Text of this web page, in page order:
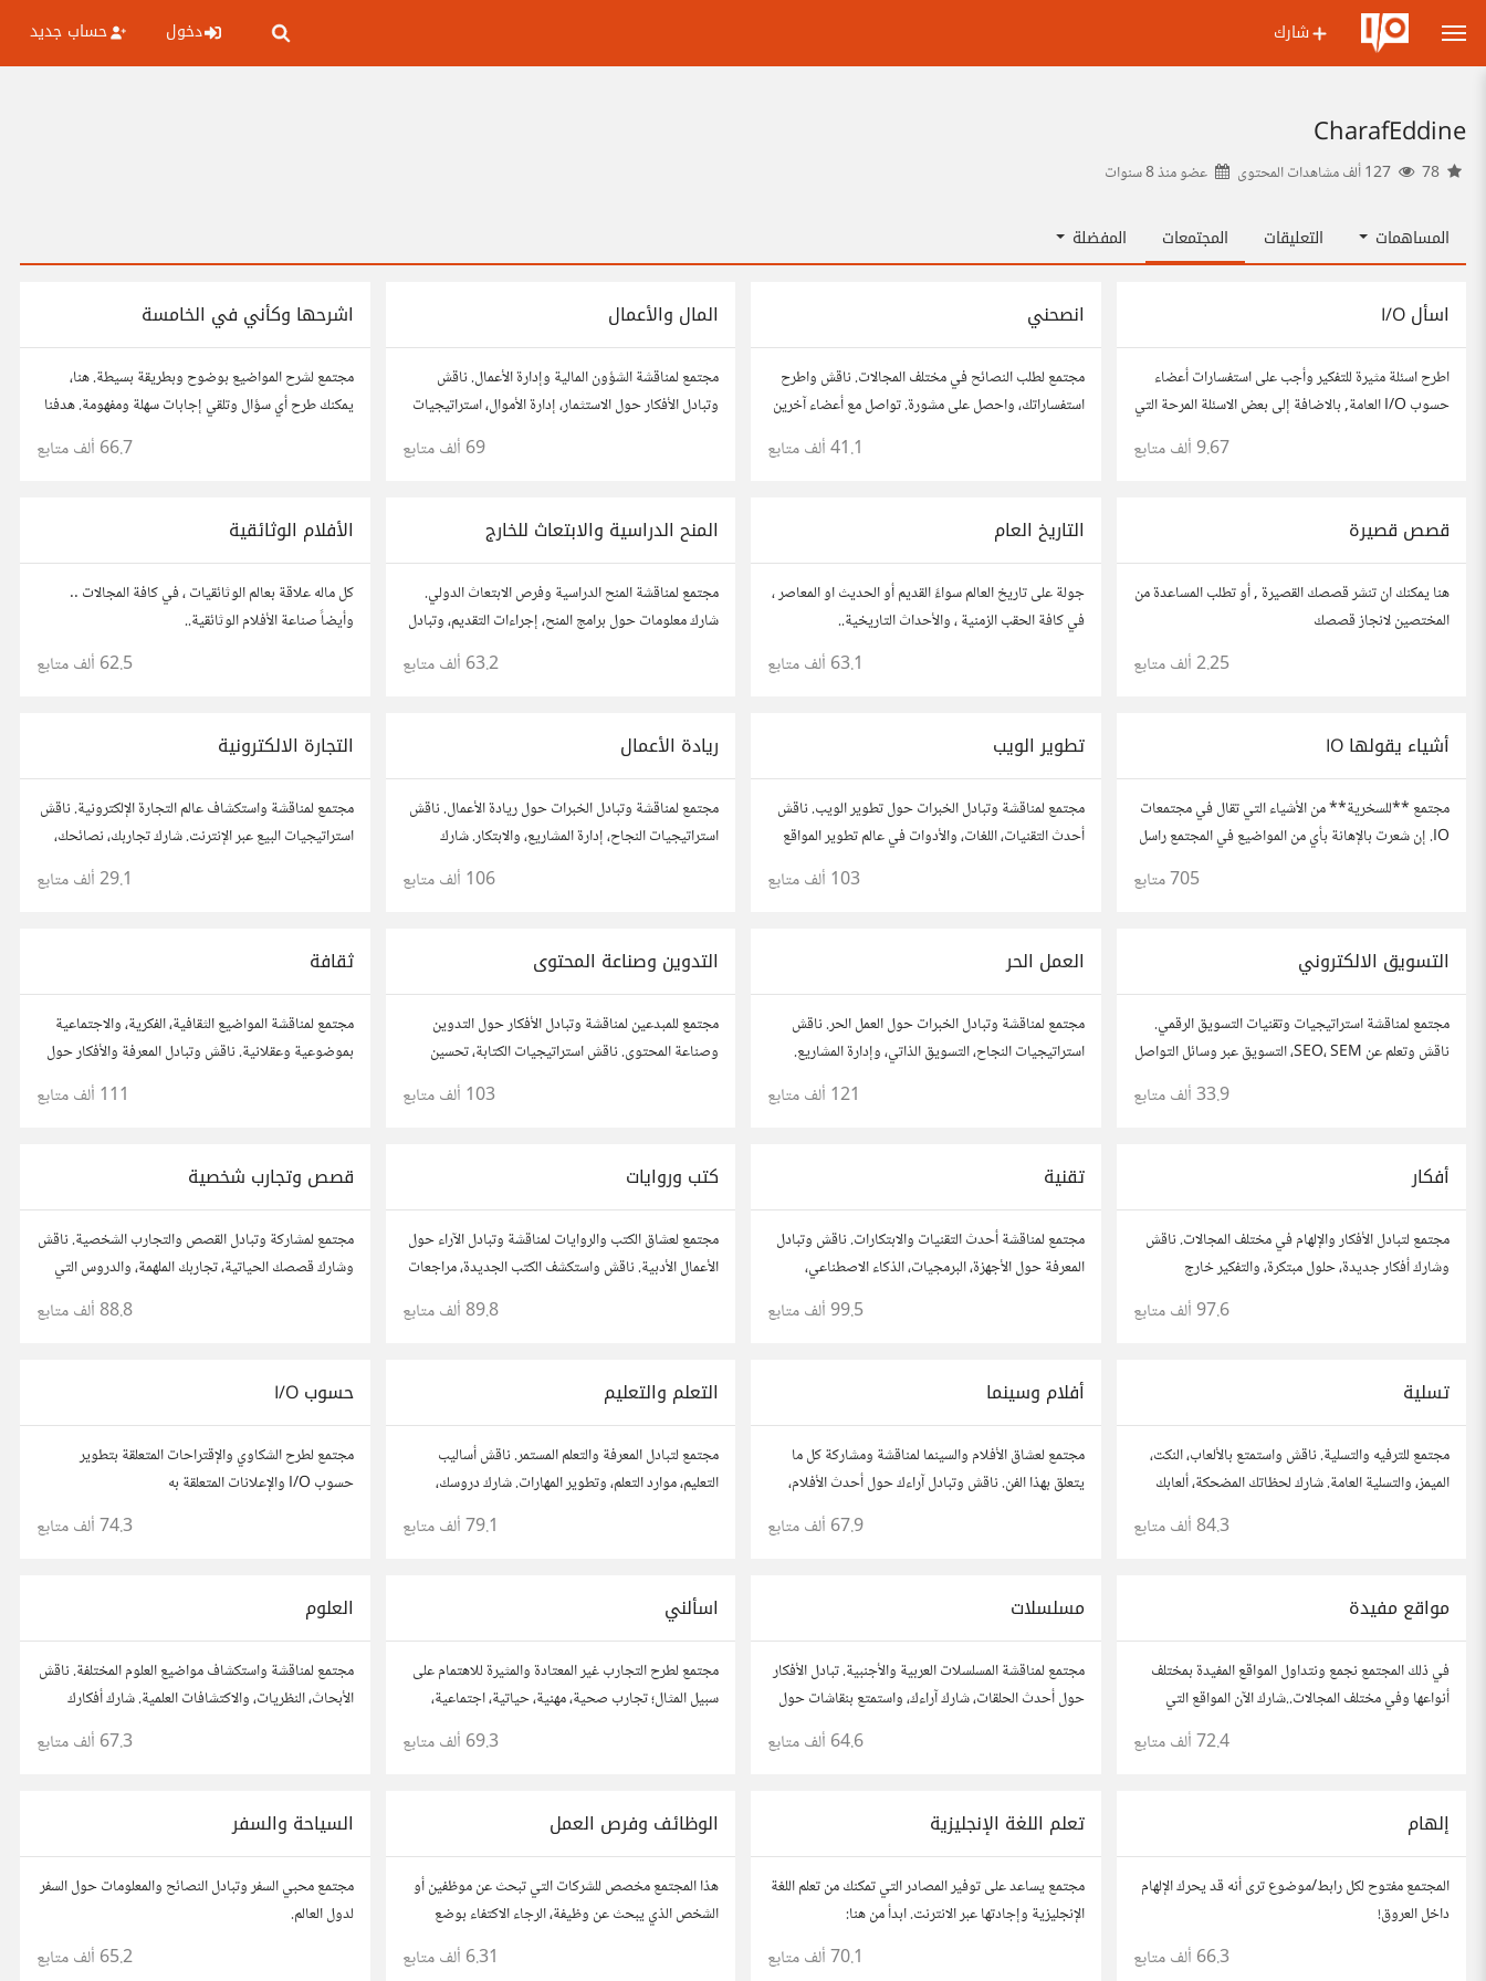
شارك دخول حساب جديد
CharafEddine
عضو منذ8 سنوات
المساهمات التعليقات المجتمعات المفضلة
اسأل I/O
اطرح اسئلة مثيرة للتفكير وأجب على استفسارات أعضاء
حسوب I/O العامة, بالاضافة إلى بعض الاسئلة المرحة التي
تستمتع بها وتساعدك على التعرف على افكار المتابعين.
9.67 ألف متابع
انصحني
مجتمع لطلب النصائح في مختلف المجالات. ناقش واطرح
استفساراتك، واحصل على مشورة. تواصل مع أعضاء آخرين
للحصول على أفكار وحلول تساعدك في اتخاذ قراراتك.
41.1 ألف متابع
المال والأعمال
مجتمع لمناقشة الشؤون المالية وإدارة الأعمال. ناقش
وتبادل الأفكار حول الاستثمار، إدارة الأموال، استراتيجيات
النمو، وتحليل الأسواق. شارك نصائحك، تجاربك، وأسئلتك،
69 ألف متابع
اشرحها وكأني في الخامسة
مجتمع لشرح المواضيع بوضوح وبطريقة بسيطة. هنا،
يمكنك طرح أي سؤال وتلقي إجابات سهلة ومفهومة. هدفنا
هو تبسيط المعلومات لتكون سهلة على الجميع، تمامًا كما لو
66.7 ألف متابع
قصص قصيرة
هنا يمكنك ان تنشر قصصك القصيرة , أو تطلب المساعدة من
المختصين لانجاز قصصك
2.25 ألف متابع
التاريخ العام
جولة على تاريخ العالم سواءً القديم أو الحديث او المعاصر ،
في كافة الحقب الزمنية ، والأحداث التاريخية..
63.1 ألف متابع
المنح الدراسية والابتعاث للخارج
مجتمع لمناقشة المنح الدراسية وفرص الابتعاث الدولي.
شارك معلومات حول برامج المنح، إجراءات التقديم، وتبادل
نصائح حول الدراسة في الخارج. استفد من تجارب الآخرين
63.2 ألف متابع
الأفلام الوثائقية
كل ماله علاقة بعالم الوثائقيات ، في كافة المجالات ..
وأيضاً صناعة الأفلام الوثائقية..
62.5 ألف متابع
أشياء يقولها IO
مجتمع **للسخرية** من الأشياء التي تقال في مجتمعات
IO. إن شعرت بالإهانة بأي من المواضيع في المجتمع راسل
أحد المشرفين ليرسل لك رضاعة مليئة بالحليب مجانا.
705متابع
تطوير الويب
مجتمع لمناقشة وتبادل الخبرات حول تطوير الويب. ناقش
أحدث التقنيات، اللغات، والأدوات في عالم تطوير المواقع
والتطبيقات. شارك مشاريعك، اسأل عن نصائح، وتعاون مع
103 ألف متابع
ريادة الأعمال
مجتمع لمناقشة وتبادل الخبرات حول ريادة الأعمال. ناقش
استراتيجيات النجاح، إدارة المشاريع، والابتكار. شارك
أفكارك، قصص نجاحك، وأسئلتك، وتواصل مع رواد أعمال
106 ألف متابع
التجارة الالكترونية
مجتمع لمناقشة واستكشاف عالم التجارة الإلكترونية. ناقش
استراتيجيات البيع عبر الإنترنت. شارك تجاربك، نصائحك،
وأسئلتك، وتواصل مع محترفين في هذا المجال.
29.1 ألف متابع
التسويق الالكتروني
مجتمع لمناقشة استراتيجيات وتقنيات التسويق الرقمي.
ناقش وتعلم عن SEO، SEM، التسويق عبر وسائل التواصل
الاجتماعي، وتحليل البيانات. شارك تجاربك، نصائحك،
وأسئلتك، وتواصل مع متخصصين في هذا المجال.
33.9 ألف متابع
العمل الحر
مجتمع لمناقشة وتبادل الخبرات حول العمل الحر. ناقش
استراتيجيات النجاح، التسويق الذاتي، وإدارة المشاريع.
شارك قصصك، نصائحك، وأسئلتك، وتواصل مع محترفين
121 ألف متابع
التدوين وصناعة المحتوى
مجتمع للمبدعين لمناقشة وتبادل الأفكار حول التدوين
وصناعة المحتوى. ناقش استراتيجيات الكتابة، تحسين
محركات البحث، وإنتاج المحتوى المرئي والمسموع. شارك
أفكارك وأسئلتك، وتواصل مع كتّاب ومبدعين آخرين.
103 ألف متابع
ثقافة
مجتمع لمناقشة المواضيع الثقافية، الفكرية، والاجتماعية
بموضوعية وعقلانية. ناقش وتبادل المعرفة والأفكار حول
111 ألف متابع
أفكار
مجتمع لتبادل الأفكار والإلهام في مختلف المجالات. ناقش
وشارك أفكار جديدة، حلول مبتكرة، والتفكير خارج
الصندوق. شارك بمقترحاتك وأسئلتك، وتواصل مع مفكرين
97.6 ألف متابع
تقنية
مجتمع لمناقشة أحدث التقنيات والابتكارات. ناقش وتبادل
المعرفة حول الأجهزة، البرمجيات، الذكاء الاصطناعي،
والأمن السيبراني. شارك أفكارك، نصائحك، وأسئلتك،
99.5 ألف متابع
كتب وروايات
مجتمع لعشاق الكتب والروايات لمناقشة وتبادل الآراء حول
الأعمال الأدبية. ناقش واستكشف الكتب الجديدة، مراجعات
الروايات، ومشاركة توصيات القراءة. شارك أفكارك،
نصائحك، وأسئلتك، وتواصل مع قراء آخرين.89.8 ألف متابع
قصص وتجارب شخصية
مجتمع لمشاركة وتبادل القصص والتجارب الشخصية. ناقش
وشارك قصصك الحياتية، تجاربك الملهمة، والدروس التي
تعلمتها. شارك تجاربك مع الآخرين، واستفد من قصصهم
88.8 ألف متابع
تسلية
مجتمع للترفيه والتسلية. ناقش واستمتع بالألعاب، النكت،
الميمز، والتسلية العامة. شارك لحظاتك المضحكة، ألعابك
المفضلة، وتفاعل مع أعضاء آخرين يبحثون عن المتعة
84.3 ألف متابع
أفلام وسينما
مجتمع لعشاق الأفلام والسينما لمناقشة ومشاركة كل ما
يتعلق بهذا الفن. ناقش وتبادل آراءك حول أحدث الأفلام،
المراجعات، والتوصيات. شارك تحليلاتك، قصصك، واستمتع
بنقاشات حول الأفلام والمخرجين والسيناريوهات.
67.9 ألف متابع
التعلم والتعليم
مجتمع لتبادل المعرفة والتعلم المستمر. ناقش أساليب
التعليم، موارد التعلم، وتطوير المهارات. شارك دروسك،
نصائحك، وأسئلتك، وتواصل مع معلمين وطلاب يسعون
79.1 ألف متابع
حسوب I/O
مجتمع لطرح الشكاوي والإقتراحات المتعلقة بتطوير
حسوب I/O والإعلانات المتعلقة به
74.3 ألف متابع
مواقع مفيدة
في ذلك المجتمع نجمع ونتداول المواقع المفيدة بمختلف
أنواعها وفي مختلف المجالات..شارك الآن المواقع التي
أعجبتك أو ترى أنها مفيدة :) رجاء شارك رابط مباشر
72.4 ألف متابع
مسلسلات
مجتمع لمناقشة المسلسلات العربية والأجنبية. تبادل الأفكار
حول أحدث الحلقات، شارك آراءك، واستمتع بنقاشات حول
64.6 ألف متابع
اسألني
مجتمع لطرح التجارب غير المعتادة والمثيرة للاهتمام على
سبيل المثال؛ تجارب صحية، مهنية، حياتية، اجتماعية،
69.3 ألف متابع
العلوم
مجتمع لمناقشة واستكشاف مواضيع العلوم المختلفة. ناقش
الأبحاث، النظريات، والاكتشافات العلمية. شارك أفكارك
وأسئلتك، وتواصل مع مهتمين وعلماء في مختلف
67.3 ألف متابع
إلهام
المجتمع مفتوح لكل رابط/موضوع ترى أنه قد يحرك الإلهام
داخل العروق!
66.3 ألف متابع
تعلم اللغة الإنجليزية
مجتمع يساعد على توفير المصادر التي تمكنك من تعلم اللغة
الإنجليزية وإجادتها عبر الانترنت. ابدأ من هنا:
https://io.hsoub.com/go/53915
70.1 ألف متابع
الوظائف وفرص العمل
هذا المجتمع مخصص للشركات التي تبحث عن موظفين أو
الشخص الذي يبحث عن وظيفة، الرجاء الاكتفاء بوضع
6.31 ألف متابع
السياحة والسفر
مجتمع محبي السفر وتبادل النصائح والمعلومات حول السفر
لدول العالم.
65.2 ألف متابع